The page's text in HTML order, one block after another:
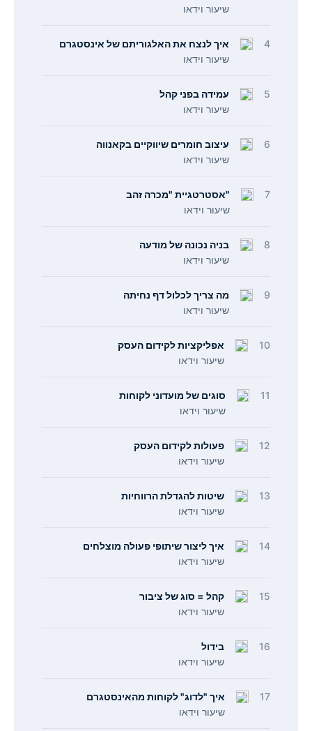
שיעור וידאו
4
איך לנצח את האלגוריתם של אינסטגרם
שיעור וידאו
5
עמידה בפני קהל
שיעור וידאו
6
עיצוב חומרים שיווקיים בקאנווה
שיעור וידאו
7
"אסטרטגיית "מכרה זהב
שיעור וידאו
8
בניה נכונה של מודעה
שיעור וידאו
9
מה צריך לכלול דף נחיתה
שיעור וידאו
10
אפליקציות לקידום העסק
שיעור וידאו
11
סוגים של מועדוני לקוחות
שיעור וידאו
12
פעולות לקידום העסק
שיעור וידאו
13
שיטות להגדלת הרווחיות
שיעור וידאו
14
איך ליצור שיתופי פעולה מוצלחים
שיעור וידאו
15
קהל = סוג של ציבור
שיעור וידאו
16
בידול
שיעור וידאו
17
איך "לדוג" לקוחות מהאינסטגרם
שיעור וידאו